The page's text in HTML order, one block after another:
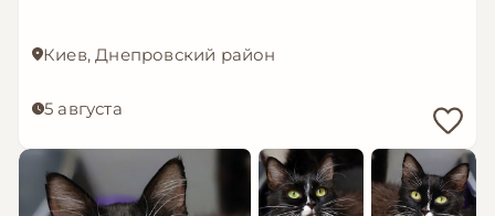
Киев, Днепровский район
5 августа